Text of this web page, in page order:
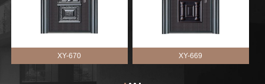
XY-670 XY-669